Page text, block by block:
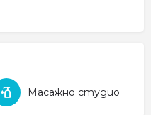
Масажно студио